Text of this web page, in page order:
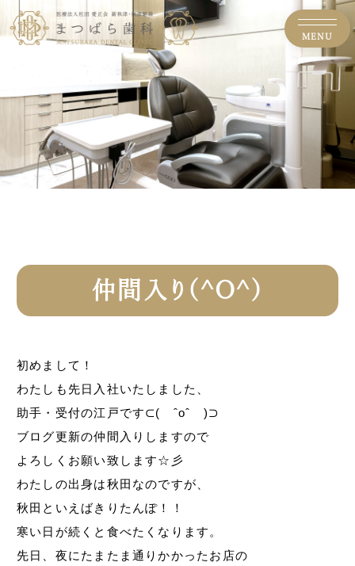
仲間入り(^O^)
初めまして！
わたしも先日入社いたしました、
助手・受付の江戸です⊂( ˆoˆ )⊃
ブログ更新の仲間入りしますので
よろしくお願い致します☆彡
わたしの出身は秋田なのですが、
秋田といえばきりたんぽ！！
寒い日が続くと食べたくなります。
先日、夜にたまたま通りかかったお店の
MENU